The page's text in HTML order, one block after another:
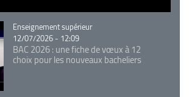
Catégorie
Enseignement supérieur
12/07/2026 - 12:09
BAC 2026 : une fiche de vœux à 12
choix pour les nouveaux bacheliers